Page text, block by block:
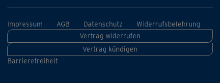
Impressum AGB Datenschutz
Widerrufsbelehrung
Vertrag widerrufen
Vertrag kündigen
Barrierefreiheit